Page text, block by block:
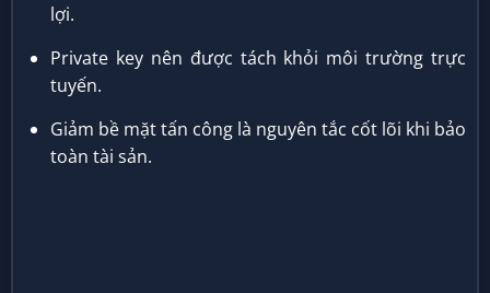
lợi.
Private key nên được tách khỏi môi trường trực
tuyến.
Giảm bề mặt tấn công là nguyên tắc cốt lõi khi bảo
toàn tài sản.